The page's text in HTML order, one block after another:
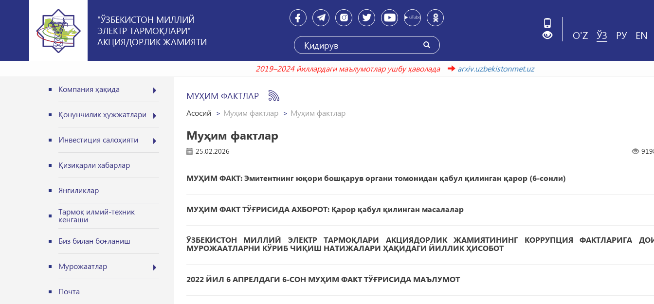
"ЎЗБЕКИСТОН МИЛЛИЙ
ЭЛЕКТР ТАРМОҚЛАРИ"
АКЦИЯДОРЛИК ЖАМИЯТИ
O'Z ЎЗ РУ EN
2019–2024 йиллардаги маълумотлар ушбу ҳаволада
arxiv.uzbekistonmet.uz
Компания ҳақида
Қонунчилик ҳужжатлари
Инвестиция салоҳияти
Қизиқарли хабарлар
Янгиликлар
Тармоқ илмий-техник
кенгаши
Биз билан боғланиш
Мурожаатлар
Почта
МУҲИМ ФАКТЛАР
Асосий Муҳим фактлар Муҳим фактлар
Муҳим фактлар
25.02.2026
МУҲИМ ФАКТ: Эмитентнинг юқори бошқарув органи томонидан қабул қилинган қарор (6-сонли)
МУҲИМ ФАКТ ТЎҒРИСИДА АХБОРОТ: Қарор қабул қилинган масалалар
ЎЗБЕКИСТОН МИЛЛИЙ ЭЛЕКТР ТАРМОҚЛАРИ АКЦИЯДОРЛИК ЖАМИЯТИНИНГ КОРРУПЦИЯ ФАКТЛАРИГА
МУРОЖААТЛАРНИ КЎРИБ ЧИҚИШ НАТИЖАЛАРИ ҲАҚИДАГИ ЙИЛЛИК ҲИСОБОТ
2022 ЙИЛ 6 АПРЕЛДАГИ 6-СОН МУҲИМ ФАКТ ТЎҒРИСИДА МАЪЛУМОТ